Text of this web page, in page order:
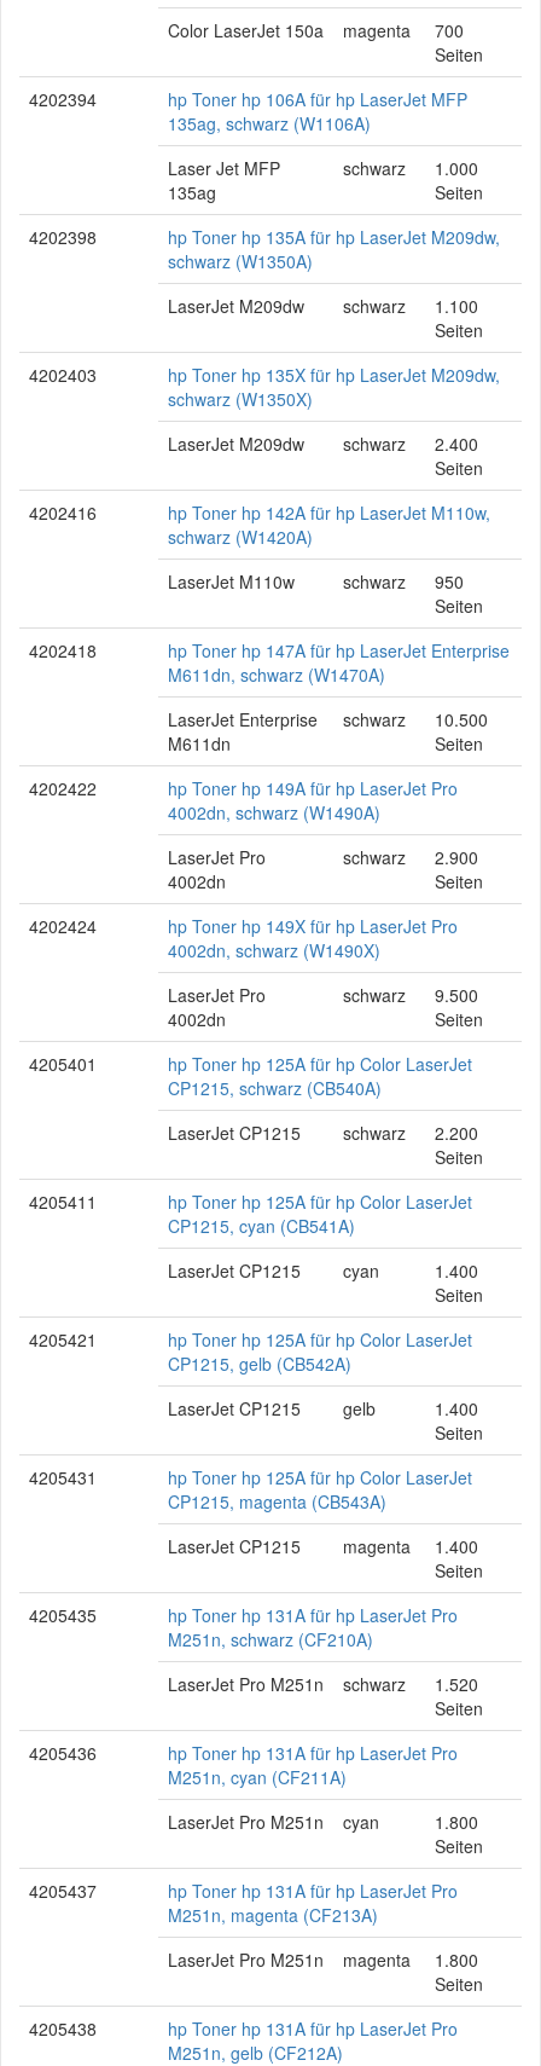
Color LaserJet 150a magenta
700
Seiten
4202394
hp Toner hp 106A für hp LaserJet MFP
135ag, schwarz (W1106A)
Laser Jet MFP
135ag
schwarz
1.000
Seiten
4202398
hp Toner hp 135A für hp LaserJet M209dw,
schwarz (W1350A)
LaserJet M209dw
schwarz
1.100
Seiten
4202403
hp Toner hp 135X für hp LaserJet M209dw,
schwarz (W1350X)
LaserJet M209dw
schwarz
2.400
Seiten
4202416
hp Toner hp 142A für hp LaserJet M110w,
schwarz (W1420A)
LaserJet M110w
schwarz
950
Seiten
4202418
hp Toner hp 147A für hp LaserJet Enterprise
M611dn, schwarz (W1470A)
LaserJet Enterprise
M611dn
schwarz
10.500
Seiten
4202422
hp Toner hp 149A für hp LaserJet Pro
4002dn, schwarz (W1490A)
LaserJet Pro
4002dn
schwarz
2.900
Seiten
4202424
hp Toner hp 149X für hp LaserJet Pro
4002dn, schwarz (W1490X)
LaserJet Pro
4002dn
schwarz
9.500
Seiten
4205401
hp Toner hp 125A für hp Color LaserJet
CP1215, schwarz (CB540A)
LaserJet CP1215
schwarz
2.200
Seiten
4205411
hp Toner hp 125A für hp Color LaserJet
CP1215, cyan (CB541A)
LaserJet CP1215
cyan
1.400
Seiten
4205421
hp Toner hp 125A für hp Color LaserJet
CP1215, gelb (CB542A)
LaserJet CP1215
gelb
1.400
Seiten
4205431
hp Toner hp 125A für hp Color LaserJet
CP1215, magenta (CB543A)
LaserJet CP1215
magenta
1.400
Seiten
4205435
hp Toner hp 131A für hp LaserJet Pro
M251n, schwarz (CF210A)
LaserJet Pro M251n
schwarz
1.520
Seiten
4205436
hp Toner hp 131A für hp LaserJet Pro
M251n, cyan (CF211A)
LaserJet Pro M251n
cyan
1.800
Seiten
4205437
hp Toner hp 131A für hp LaserJet Pro
M251n, magenta (CF213A)
LaserJet Pro M251n
magenta
1.800
Seiten
4205438
hp Toner hp 131A für hp LaserJet Pro
M251n, gelb (CF212A)